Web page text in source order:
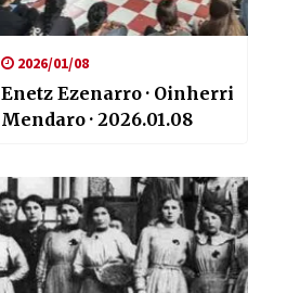
2026/01/08
Enetz Ezenarro · Oinherri
Mendaro · 2026.01.08